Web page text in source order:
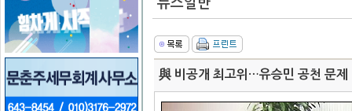
뉴스일반
與 비공개 최고위…유승민 공천 문제